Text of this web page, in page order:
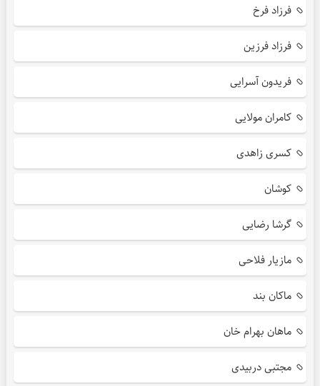
فرزاد فرخ
فرزاد فرزین
فریدون آسرایی
کامران مولایی
کسری زاهدی
کوشان
گرشا رضایی
مازیار فلاحی
ماکان بند
ماهان بهرام خان
مجتبی دربیدی